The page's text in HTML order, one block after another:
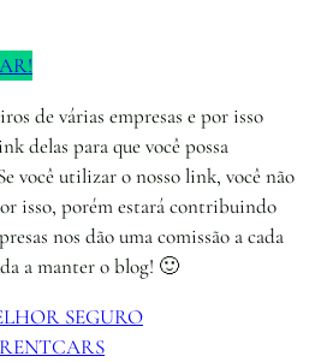
de várias empresas e por isso
delas para que você possa
você utilizar o nosso link, você não
isso, porém estará contribuindo
nos dão uma comissão a cada
a manter o blog! 🙂
SEGURO
RENTCARS